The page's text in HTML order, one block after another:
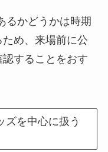
るかどうかは時期
め、来場前に公
することをおす
を中心に扱う